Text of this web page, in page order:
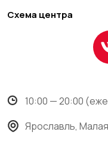
Схема центра
10:00 — 20:00
Ярославль,